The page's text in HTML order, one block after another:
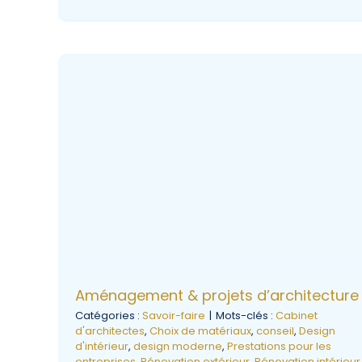
Aménagement & projets d’architecture
Catégories : Savoir-faire | Mots-clés : Cabinet
d'architectes, Choix de matériaux, conseil, Design
d'intérieur, design moderne, Prestations pour les